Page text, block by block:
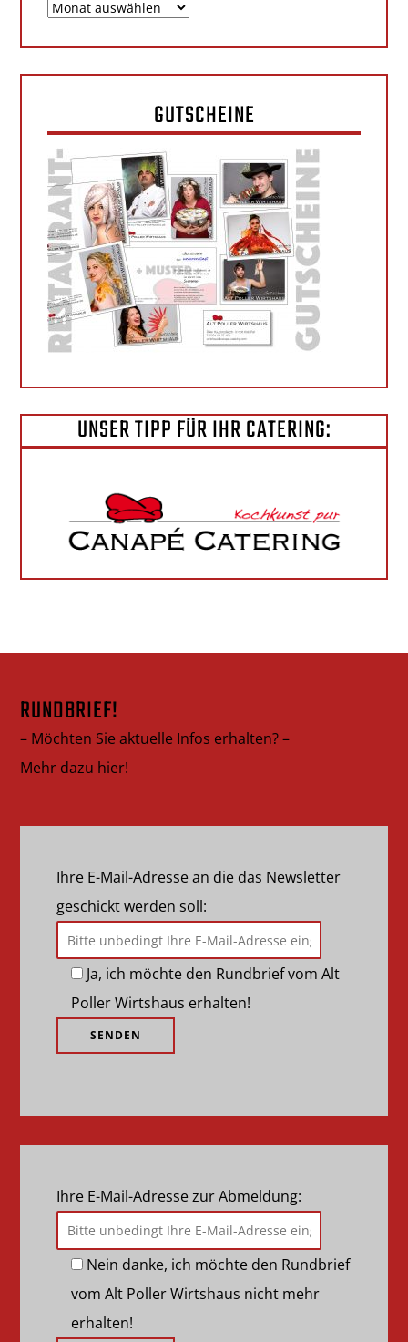
Archiv
GUTSCHEINE
UNSER TIPP FÜR IHR CATERING:
RUNDBRIEF!
– Möchten Sie aktuelle Infos erhalten? –
Mehr dazu hier!
Ihre E-Mail-Adresse an die das Newsletter
geschickt werden soll:
Ja, ich möchte den Rundbrief vom Alt
Poller Wirtshaus erhalten!
Ihre E-Mail-Adresse zur Abmeldung:
Nein danke, ich möchte den Rundbrief
vom Alt Poller Wirtshaus nicht mehr
erhalten!